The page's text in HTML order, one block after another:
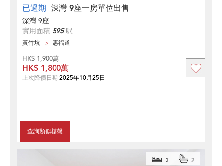
已過期 深灣 9座一房單位出售
深灣 9座
實用面積 595呎
黃竹坑 惠福道
查詢類似樓盤
HK$ 1,900萬
HK$ 1,800萬
上次降價日期 2025年10月25日
3 2